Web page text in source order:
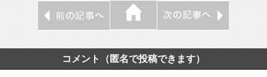
コメント（匿名で投稿できます）